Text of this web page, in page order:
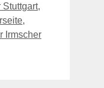
,
,
Irmscher